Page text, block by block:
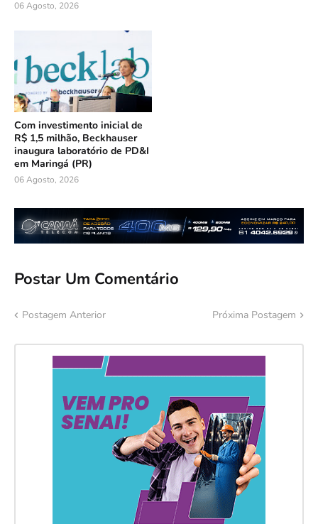
06 Agosto, 2026
Com investimento inicial de
R$ 1,5 milhão, Beckhauser
inaugura laboratório de PD&I
em Maringá (PR)
06 Agosto, 2026
Postar Um Comentário
Postagem Anterior Próxima Postagem